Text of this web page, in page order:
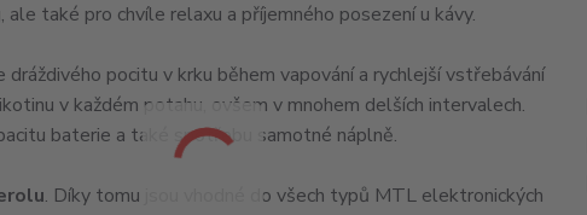
také pro chvíle relaxu a příjemného posezení u kávy.
pocitu v krku během vapování a rychlejší vstřebávání
v každém potahu, ovšem v mnohem delších intervalech.
baterie a také spotřebu samotné náplně.
. Díky tomu jsou vhodné do všech typů MTL elektronických